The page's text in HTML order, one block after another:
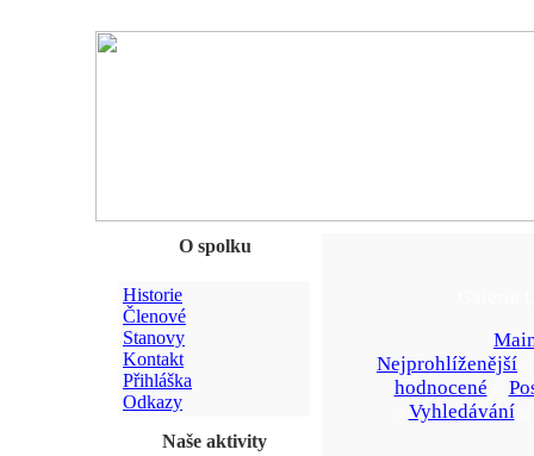
O spolku
Historie
Členové
Stanovy
Kontakt
Přihláška
Odkazy
Naše aktivity
Nejprohlíženější
hodnocené
Vyhledávání